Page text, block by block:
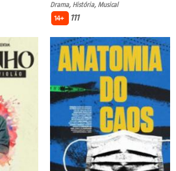
Drama, História, Musical
14+
111